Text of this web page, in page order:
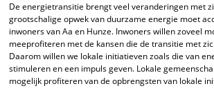
De energietransitie brengt veel veranderingen met
grootschalige opwek van duurzame energie moet
inwoners van Aa en Hunze. Inwoners willen zoveel
meeprofiteren met de kansen die de transitie met
Daarom willen we lokale initiatieven zoals die van
stimuleren en een impuls geven. Lokale
mogelijk profiteren van de opbrengsten van lokale